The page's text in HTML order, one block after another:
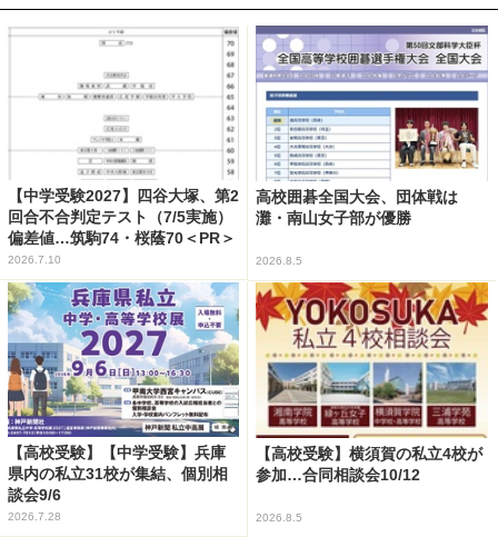
【中学受験2027】四谷大塚、第2
回合不合判定テスト（7/5実施）
偏差値…筑駒74・桜蔭70＜PR＞
2026.7.10
高校囲碁全国大会、団体戦は
灘・南山女子部が優勝
2026.8.5
【高校受験】【中学受験】兵庫
県内の私立31校が集結、個別相
談会9/6
2026.7.28
【高校受験】横須賀の私立4校が
参加…合同相談会10/12
2026.8.5